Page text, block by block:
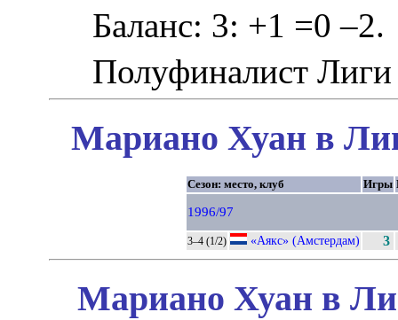
Баланс: 3: +1 =0 –2.
Полуфиналист
Мариано Хуан в
Сезон: место, клуб Игры
1996/97
3–4 (1/2) «Аякс» (Амстердам) 3
Мариано Хуан в